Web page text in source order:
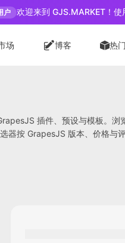
户 欢迎来到 GJS.MARKET！使
场 博客 热门
插件、预设与模板。
器按 GrapesJS 版本、价格与评